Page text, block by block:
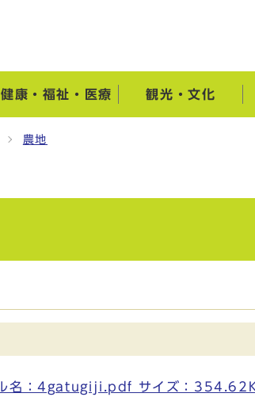
健康・福祉・医療 観光・文化
農地
名：4gatugiji.pdf サイズ：